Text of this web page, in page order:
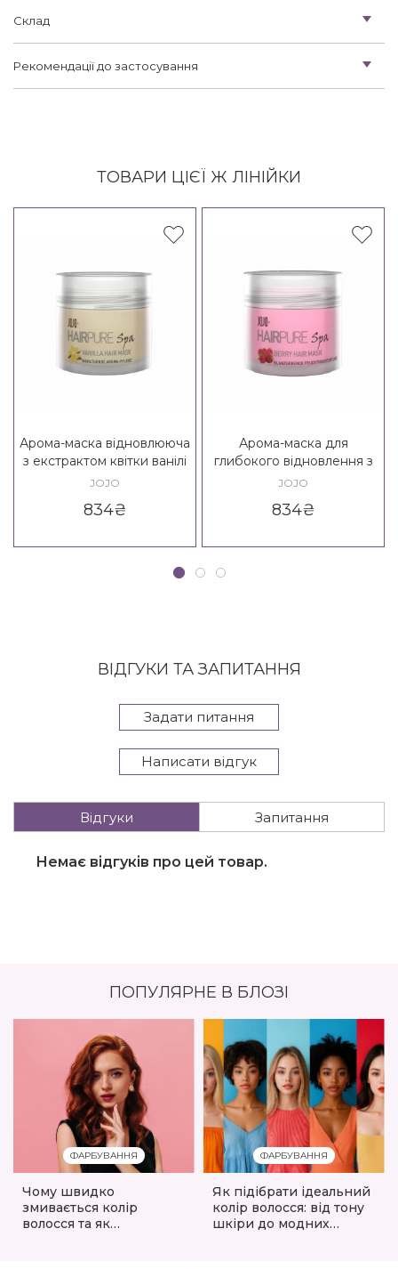
Склад
Рекомендації до застосування
ТОВАРИ ЦІЄЇ Ж ЛІНІЙКИ
Арома-маска відновлююча
з екстрактом квітки ванілі
JOJO SPA Vanilla Hair Mask
JOJO
834₴
Арома-маска для
глибокого відновлення з
екстрактом ягід малини
JOJO
834₴
ВІДГУКИ ТА ЗАПИТАННЯ
Задати питання
Написати відгук
Відгуки Запитання
Немає відгуків про цей товар.
ПОПУЛЯРНЕ В БЛОЗІ
ФАРБУВАННЯ
Чому швидко
змивається колір
волосся та як
ФАРБУВАННЯ
Як підібрати ідеальний
колір волосся: від тону
шкіри до модних